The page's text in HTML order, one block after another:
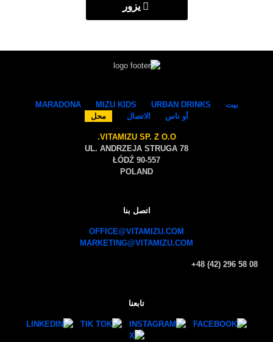
يزور
بيت URBAN DRINKS
MIZU KIDS
MARADONA
أو ناس
الاتصال محل
VITAMIZU SP. Z O.O.
UL. ANDRZEJA STRUGA 78
90-557 ŁÓDŹ
POLAND
اتصل بنا
OFFICE@VITAMIZU.COM
MARKETING@VITAMIZU.COM
+48 (42) 296 58 08
تابعنا